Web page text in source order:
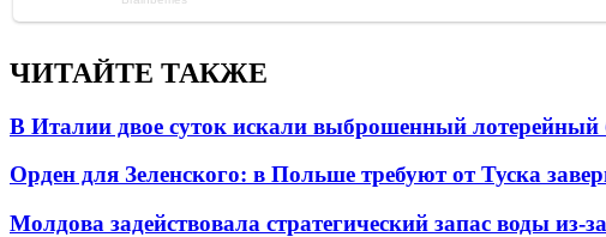
ЧИТАЙТЕ ТАКЖЕ
В Италии двое суток искали выброшенный
Орден для Зеленского: в Польше требуют от Туска
Молдова задействовала стратегический запас воды из-